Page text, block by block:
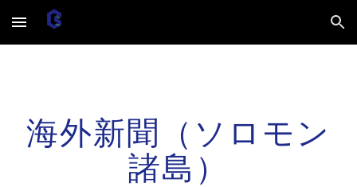
Skip to main content Skip to navigation
海外新聞（ソロモン
諸島）